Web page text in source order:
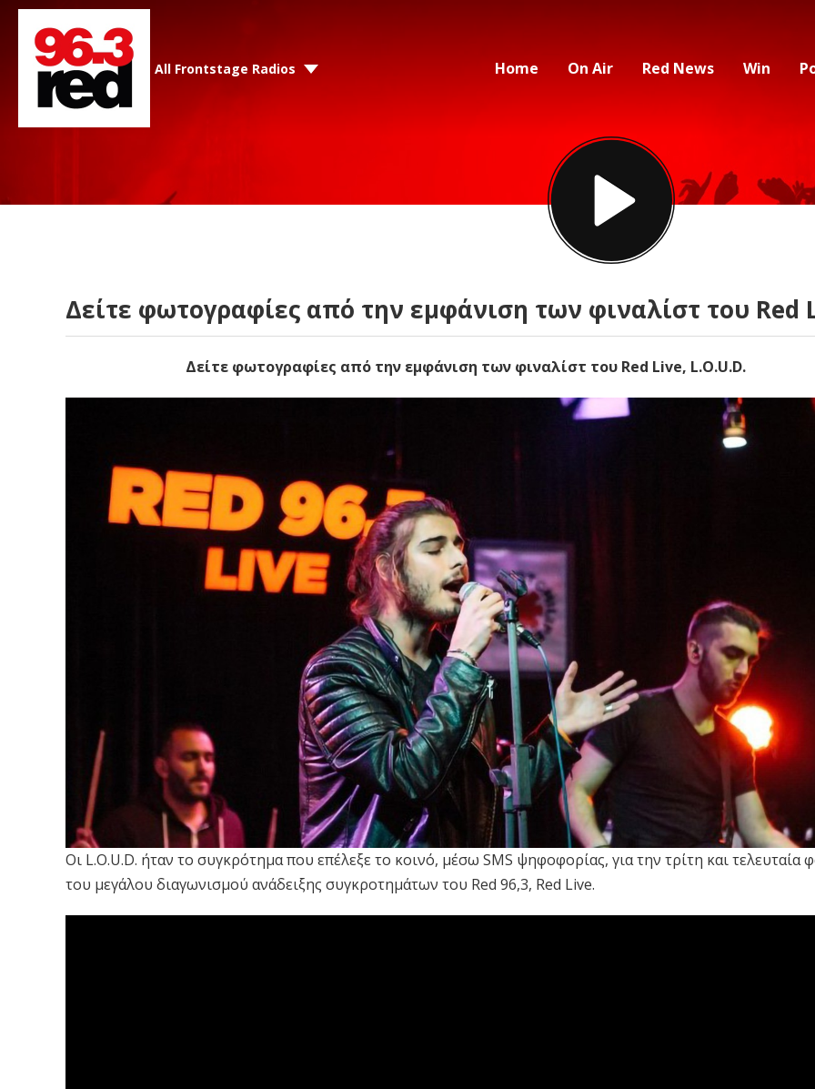
All Frontstage Radios Home On Air Red News Win
Δείτε φωτογραφίες από την εμφάνιση των φιναλίστ του Red
Δείτε φωτογραφίες από την εμφάνιση των φιναλίστ του Red Live, L.O.U.D.
Οι L.O.U.D. ήταν το συγκρότημα που επέλεξε το κοινό, μέσω SMS ψηφοφορίας, για την τρίτη και τελευταία
του μεγάλου διαγωνισμού ανάδειξης συγκροτημάτων του Red 96,3, Red Live.